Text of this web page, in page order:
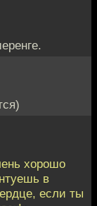
хорошо
в
если ты